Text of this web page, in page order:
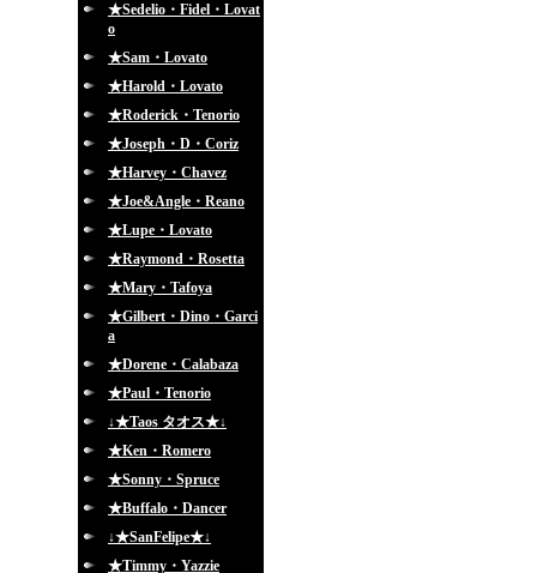
★Sedelio・Fidel・Lovat
o
★Sam・Lovato
★Harold・Lovato
★Roderick・Tenorio
★Joseph・D・Coriz
★Harvey・Chavez
★Joe&Angle・Reano
★Lupe・Lovato
★Raymond・Rosetta
★Mary・Tafoya
★Gilbert・Dino・Garci
a
★Dorene・Calabaza
★Paul・Tenorio
↓★Taos タオス★↓
★Ken・Romero
★Sonny・Spruce
★Buffalo・Dancer
↓★SanFelipe★↓
★Timmy・Yazzie